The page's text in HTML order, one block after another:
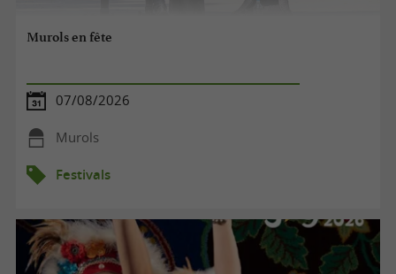
Murols en fête
07/08/2026
Murols
Festivals